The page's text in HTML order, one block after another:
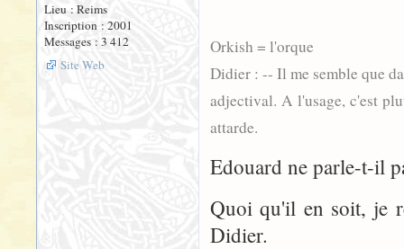
Lieu : Reims
Inscription : 2001
Messages : 3 412
Site Web
Orkish = l'orque
Didier : -- Il me semble que
adjectival. A l'usage, c'est
attarde.
Edouard ne parle-t-il
Quoi qu'il en soit, je
Didier.